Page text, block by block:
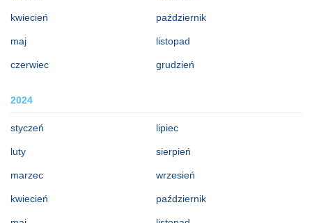
kwiecień
maj
czerwiec
październik
listopad
grudzień
2024
styczeń
luty
marzec
kwiecień
lipiec
sierpień
wrzesień
październik